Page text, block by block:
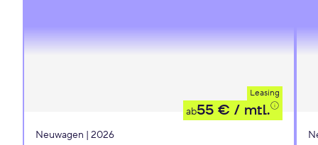
Leasing
ab55 € / mtl.
Neuwagen | 2026